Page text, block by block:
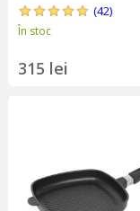
(42)
În stoc
315 lei